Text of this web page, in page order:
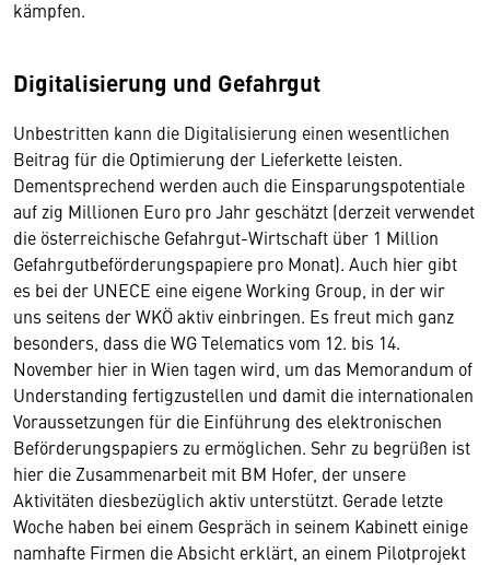
kämpfen.
Digitalisierung und Gefahrgut
Unbestritten kann die Digitalisierung einen wesentlichen
Beitrag für die Optimierung der Lieferkette leisten.
Dementsprechend werden auch die Einsparungspotentiale
auf zig Millionen Euro pro Jahr geschätzt (derzeit verwendet
die österreichische Gefahrgut-Wirtschaft über 1 Million
Gefahrgutbeförderungspapiere pro Monat). Auch hier gibt
es bei der UNECE eine eigene Working Group, in der wir
uns seitens der WKÖ aktiv einbringen. Es freut mich ganz
besonders, dass die WG Telematics vom 12. bis 14.
November hier in Wien tagen wird, um das Memorandum of
Understanding fertigzustellen und damit die internationalen
Voraussetzungen für die Einführung des elektronischen
Beförderungspapiers zu ermöglichen. Sehr zu begrüßen ist
hier die Zusammenarbeit mit BM Hofer, der unsere
Aktivitäten diesbezüglich aktiv unterstützt. Gerade letzte
Woche haben bei einem Gespräch in seinem Kabinett einige
namhafte Firmen die Absicht erklärt, an einem Pilotprojekt